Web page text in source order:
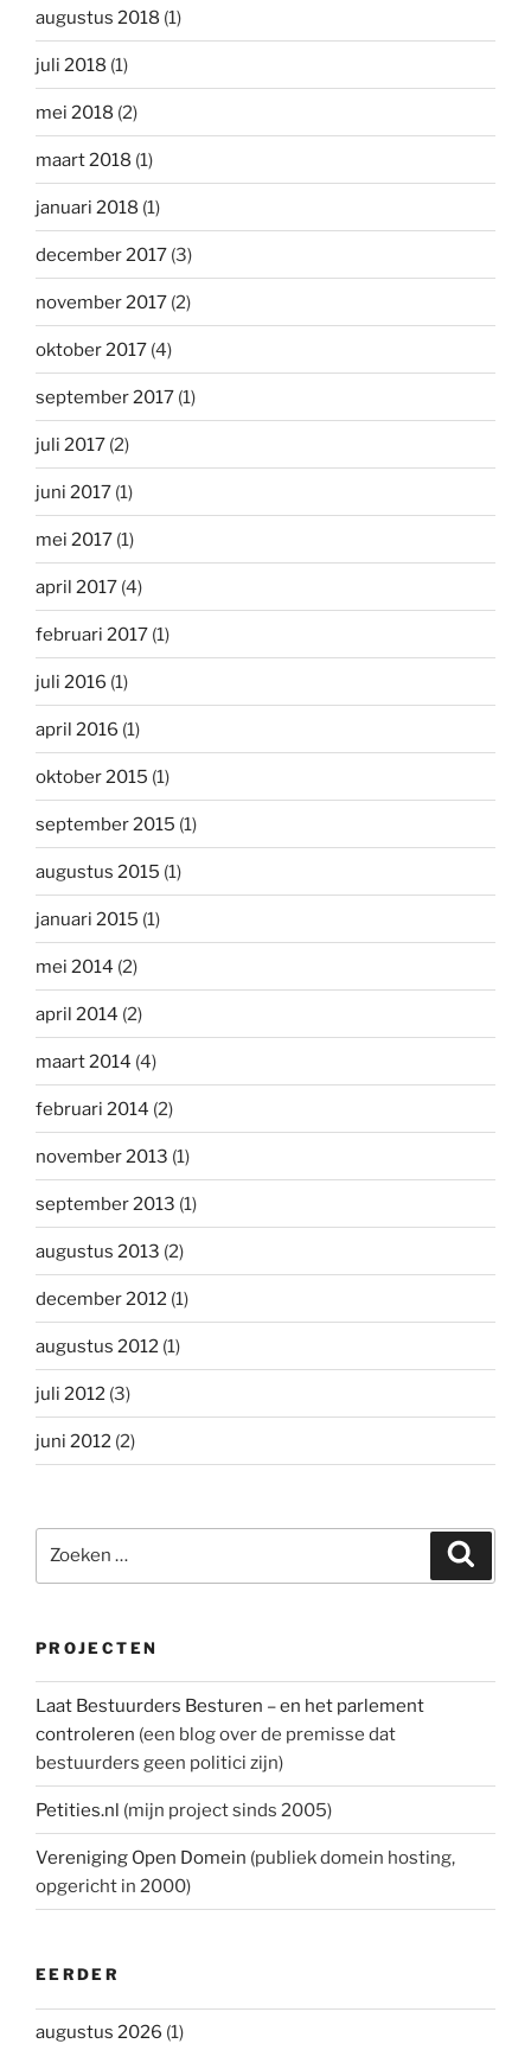
augustus 2018 (1)
juli 2018 (1)
mei 2018 (2)
maart 2018 (1)
januari 2018 (1)
december 2017 (3)
november 2017 (2)
oktober 2017 (4)
september 2017 (1)
juli 2017 (2)
juni 2017 (1)
mei 2017 (1)
april 2017 (4)
februari 2017 (1)
juli 2016 (1)
april 2016 (1)
oktober 2015 (1)
september 2015 (1)
augustus 2015 (1)
januari 2015 (1)
mei 2014 (2)
april 2014 (2)
maart 2014 (4)
februari 2014 (2)
november 2013 (1)
september 2013 (1)
augustus 2013 (2)
december 2012 (1)
augustus 2012 (1)
juli 2012 (3)
juni 2012 (2)
naar:
PROJECTEN
Laat Bestuurders Besturen – en het parlement
controleren (een blog over de premisse dat
bestuurders geen politici zijn)
Petities.nl (mijn project sinds 2005)
Vereniging Open Domein (publiek domein hosting,
opgericht in 2000)
EERDER
augustus 2026 (1)